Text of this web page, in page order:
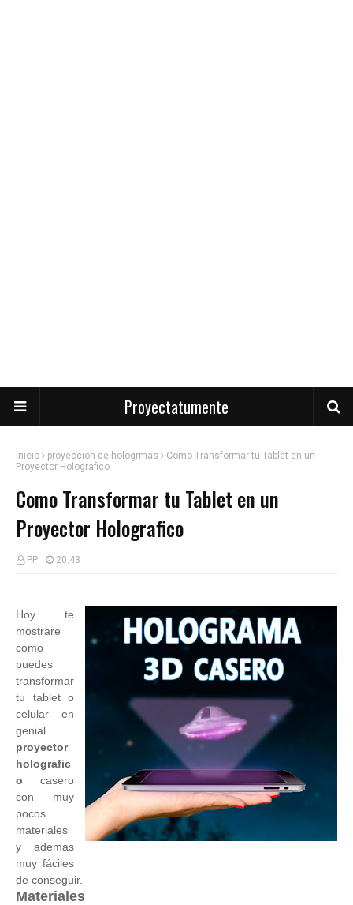
Proyectatumente
Inicio proyeccion de hologrmas
Como Transformar tu Tablet en un
Proyector Holografico
Como Transformar tu Tablet en un
Proyector Holografico
PP 20:43
Hoy te
mostrare
como
puedes
transformar
tu tablet o
celular en
genial
proyector
holografic
o casero
con muy
pocos
materiales
y ademas
muy fáciles
de conseguir.
Materiales